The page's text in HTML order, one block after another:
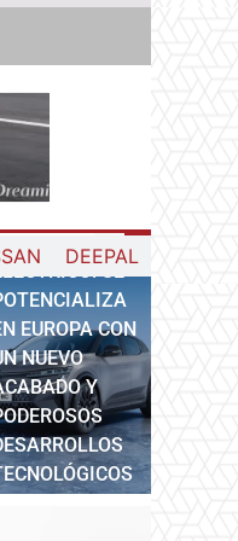
DEEPAL
SE
EUROPA CON
NUEVO
Y